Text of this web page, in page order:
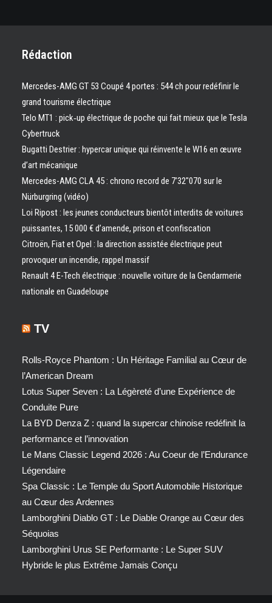
Rédaction
Mercedes-AMG GT 53 Coupé 4 portes : 544 ch pour redéfinir le
grand tourisme électrique
Telo MT1 : pick‑up électrique de poche qui fait mieux que le Tesla
Cybertruck
Bugatti Destrier : hypercar unique qui réinvente le W16 en œuvre
d’art mécanique
Mercedes-AMG CLA 45 : chrono record de 7’32″070 sur le
Nürburgring (vidéo)
Loi Ripost : les jeunes conducteurs bientôt interdits de voitures
puissantes, 15 000 € d’amende, prison et confiscation
Citroën, Fiat et Opel : la direction assistée électrique peut
provoquer un incendie, rappel massif
Renault 4 E-Tech électrique : nouvelle voiture de la Gendarmerie
nationale en Guadeloupe
TV
Rolls-Royce Phantom : Un Héritage Familial au Cœur de
l’American Dream
Lotus Super Seven : La Légèreté d’une Expérience de
Conduite Pure
La BYD Denza Z : quand la supercar chinoise redéfinit la
performance et l’innovation
Le Mans Classic Legend 2026 : Au Coeur de l’Endurance
Légendaire
Spa Classic : Le Temple du Sport Automobile Historique
au Cœur des Ardennes
Lamborghini Diablo GT : Le Diable Orange au Cœur des
Séquoias
Lamborghini Urus SE Performante : Le Super SUV
Hybride le plus Extrême Jamais Conçu